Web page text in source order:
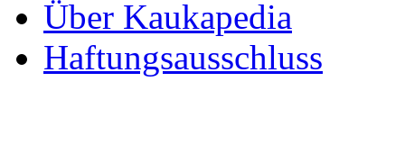
Über Kaukapedia
Haftungsausschluss